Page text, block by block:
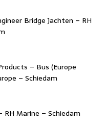
Bridge Jachten – RH
– Bus (Europe
– Schiedam
RH Marine – Schiedam